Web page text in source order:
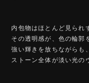
内包物はほとんど見られ
その透明感が、色の輪郭
強い輝きを放ちながらも
ストーン全体が淡い光の